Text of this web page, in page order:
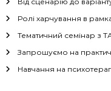
г
а
ц
Ролі харчування в
Тематичний семінар з
Запрошуємо на
Навчання на